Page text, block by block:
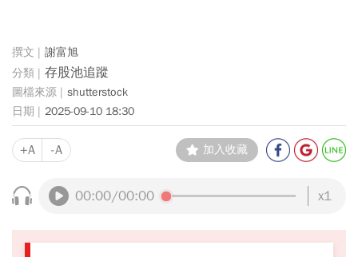
謝富旭
存股池追蹤
shutterstock
2025-09-10 18:30
+A -A 加入收藏
00:00/00:00 x1